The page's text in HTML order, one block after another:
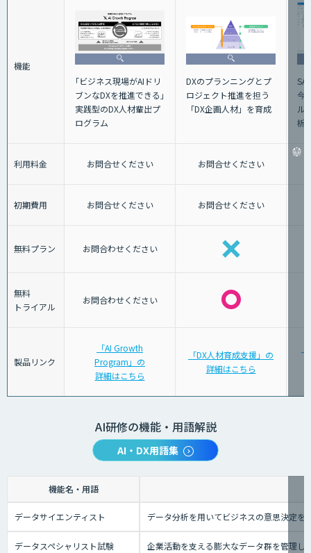
機能
｢ビジネス現場がAIドリ
ブンなDXを推進できる｣
実践型のDX人材輩出プ
ログラム
DXのプランニングとプ
ロジェクト推進を担う
「DX企画人材」を育成
今
ル
析
利用料金 お問合せください お問合せください
初期費用 お問合せください お問合せください
無料プラン お問合わせください
無料
トライアル
お問合わせください
製品リンク
「AI Growth
Program」の
詳細はこちら
「DX人材育成支援」の
詳細はこちら
AI研修の機能・用語解説
AI・DX用語集
機能名・用語
データサイエンティスト データ分析を用いてビジネスの意思決定
データスペシャリスト試験 企業活動を支える膨大なデータ群を管理し